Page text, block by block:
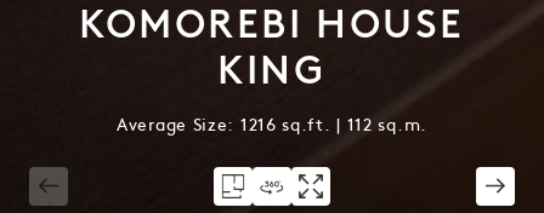
KOMOREBI HOUSE
KING
Average Size: 1216 sq.ft. | 112 sq.m.